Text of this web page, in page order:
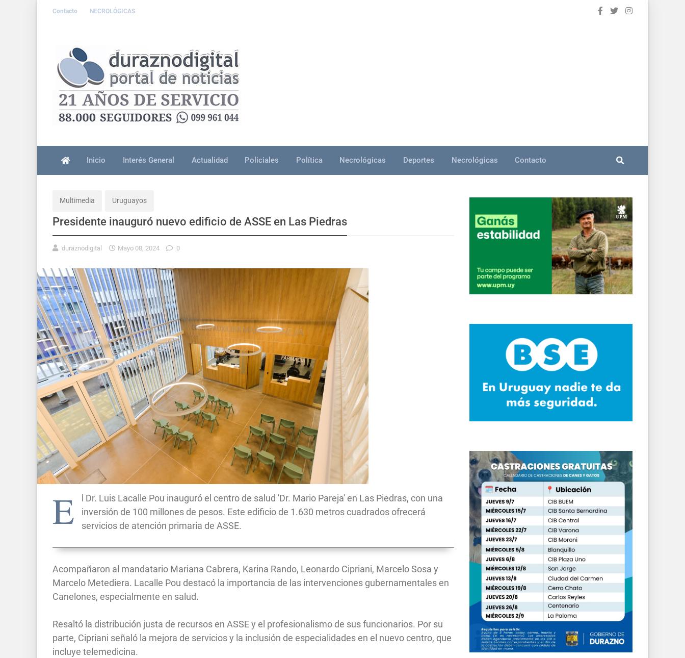
Contacto NECROLÓGICAS
Inicio Interés General Actualidad Policiales Política Necrológicas Deportes Necrológicas Contacto
Multimedia Uruguayos
Presidente inauguró nuevo edificio de ASSE en Las Piedras
duraznodigital Mayo 08, 2024 0
E
l Dr. Luis Lacalle Pou inauguró el centro de salud 'Dr. Mario Pareja' en Las Piedras, con una
inversión de 100 millones de pesos. Este edificio de 1.630 metros cuadrados ofrecerá
servicios de atención primaria de ASSE.
Acompañaron al mandatario Mariana Cabrera, Karina Rando, Leonardo Cipriani, Marcelo Sosa y
Marcelo Metediera. Lacalle Pou destacó la importancia de las intervenciones gubernamentales en
Canelones, especialmente en salud.
Resaltó la distribución justa de recursos en ASSE y el profesionalismo de sus funcionarios. Por su
parte, Cipriani señaló la mejora de servicios y la inclusión de especialidades en el nuevo centro, que
incluye telemedicina.